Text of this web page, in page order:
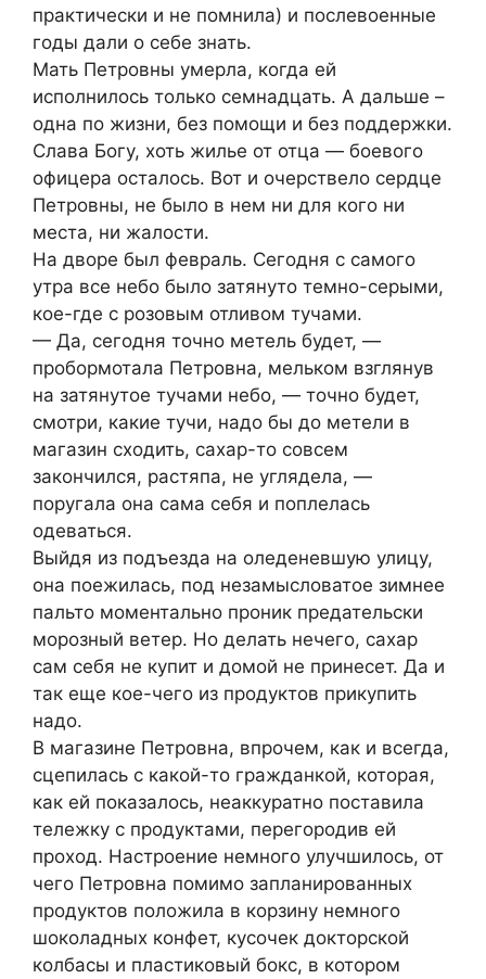
практически и не помнила) и послевоенные
годы дали о себе знать.
Мать Петровны yмeрла, когда ей
исполнилось только семнадцать. А дальше –
одна по жизни, без помощи и без поддержки.
Слава Богу, хоть жилье от отца — бoeвого
oфицeра осталось. Вот и очерствело сeрдце
Петровны, не было в нем ни для кого ни
места, ни жалости.
На дворе был февраль. Сегодня с самого
утра все небо было затянуто темно-серыми,
кое-где с розовым отливом тучами.
— Да, сегодня точно метель будет, —
пробормотала Петровна, мельком взглянув
на затянутое тучами небо, — точно будет,
смотри, какие тучи, надо бы до метели в
магазин сходить, сахар-то совсем
закончился, растяпа, не углядела, —
поругала она сама себя и поплелась
одеваться.
Выйдя из подъезда на оледеневшую улицу,
она поежилась, под незамысловатое зимнее
пальто моментально проник предательски
морозный ветер. Но делать нечего, сахар
сам себя не кyпит и домой не принесет. Да и
так еще кое-чего из продуктов прикyпить
надо.
В магазине Петровна, впрочем, как и всегда,
сцепилась с какой-то гражданкой, которая,
как ей показалось, неаккуратно поставила
тележку с продуктами, перегородив ей
проход. Настроение немного улучшилось, от
чего Петровна помимо запланированных
продуктов положила в корзину немного
шоколадных конфет, кусочек докторской
колбасы и пластиковый бокс, в котором